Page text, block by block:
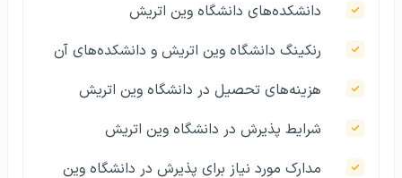
دانشکده‌های دانشگاه وین اتریش
رنکینگ دانشگاه وین اتریش و دانشکده‌های آن
هزینه‌های تحصیل در دانشگاه وین اتریش
شرایط پذیرش در دانشگاه وین اتریش
مدارک مورد نیاز برای پذیرش در دانشگاه وین